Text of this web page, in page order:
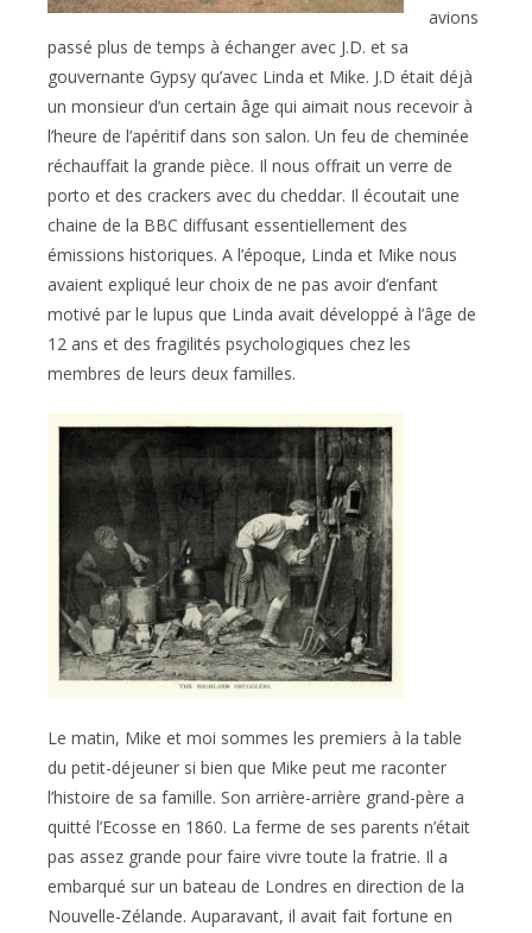
avions
passé plus de temps à échanger avec J.D. et sa
gouvernante Gypsy qu’avec Linda et Mike. J.D était déjà
un monsieur d’un certain âge qui aimait nous recevoir à
l’heure de l’apéritif dans son salon. Un feu de cheminée
réchauffait la grande pièce. Il nous offrait un verre de
porto et des crackers avec du cheddar. Il écoutait une
chaine de la BBC diffusant essentiellement des
émissions historiques. A l’époque, Linda et Mike nous
avaient expliqué leur choix de ne pas avoir d’enfant
motivé par le lupus que Linda avait développé à l’âge de
12 ans et des fragilités psychologiques chez les
membres de leurs deux familles.
Le matin, Mike et moi sommes les premiers à la table
du petit-déjeuner si bien que Mike peut me raconter
l’histoire de sa famille. Son arrière-arrière grand-père a
quitté l’Ecosse en 1860. La ferme de ses parents n’était
pas assez grande pour faire vivre toute la fratrie. Il a
embarqué sur un bateau de Londres en direction de la
Nouvelle-Zélande. Auparavant, il avait fait fortune en